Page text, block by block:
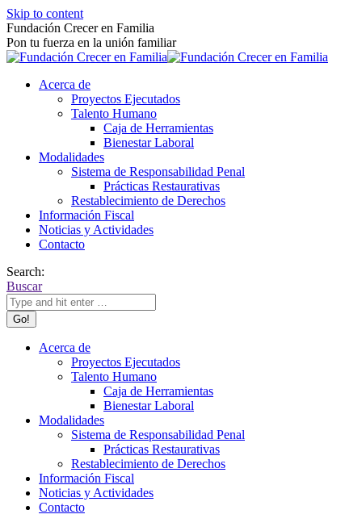
Skip to content
Fundación Crecer en Familia
Pon tu fuerza en la unión familiar
Acerca de
Proyectos Ejecutados
Talento Humano
Caja de Herramientas
Bienestar Laboral
Modalidades
Sistema de Responsabilidad Penal
Prácticas Restaurativas
Restablecimiento de Derechos
Información Fiscal
Noticias y Actividades
Contacto
Search:
Buscar
Acerca de
Proyectos Ejecutados
Talento Humano
Caja de Herramientas
Bienestar Laboral
Modalidades
Sistema de Responsabilidad Penal
Prácticas Restaurativas
Restablecimiento de Derechos
Información Fiscal
Noticias y Actividades
Contacto